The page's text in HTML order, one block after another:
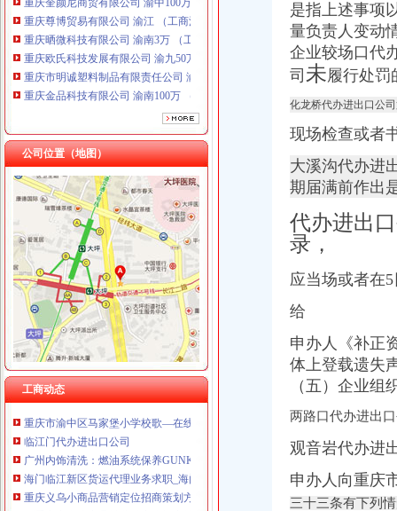
重庆晒微科技有限公司 渝南3万 （工商注册）
重庆欧氏科技发展有限公司 渝九50万 （进出口权）
重庆市明诚塑料制品有限责任公司 渝高100万 （进出口权）
重庆金品科技有限公司 渝南100万 （进出口权）
重庆凯誉网络通信技术工程有限公司 渝中300万 （工商变更）
重庆佳技维科技发展有限公司 渝南100万 （进出口权）
重庆海谛升进出口贸易有限公司 渝北100万 （进出口权）
重庆逸道医疗器械有限公司
重庆泰盛贷款咨询有限公司 渝高 （工商注册）
重庆奎颜尼商贸有限公司 渝中100万 （工商注册）
重庆尊博贸易有限公司 渝江 （工商注册）
重庆晒微科技有限公司 渝南3万 （工商注册）
重庆欧氏科技发展有限公司 渝九50万 （进出口权）
重庆市明诚塑料制品有限责任公司 渝高100万 （进出口权）
重庆金品科技有限公司 渝南100万 （进出口权）
重庆凯誉网络通信技术工程有限公司 渝中300万 （工商变更）
重庆佳技维科技发展有限公司 渝南100万 （进出口权）
公司位置（地图）
工商动态
渝中区马家堡
“电子眼交巡”在渝中区马家堡上岗一个月_第1页-七一网
渝中区马家堡小学2017招生范围,马家堡小学6月24日报名-小学教育-
重庆市渝中区马家堡粮店_重庆市_渝中区_企业在线
【重庆市—渝中区】马家堡发廊偶遇品美少女（申请毕业-曲罢论坛
渝中区马家堡小学好不好呀？求指教-早教幼儿园小学-重庆购物狂
【招商银行渝中区马家堡自助银行】招商银行渝中区马家堡自助银行
说课唐令春重庆渝中区马家堡小学《可能》-原创-搜狐
重庆市渝中区马家堡小学评论怎么样-我要搜学网
【重庆市渝中区大坪制面厂马家堡饮食店】重庆市渝中区大坪制面厂
重庆市渝中区马家堡小学校歌—在线播放—优酷网,高清在线观看
广州内饰清洗：燃油系统保养GUNKM2616-油箱及油管路清洗-广州
海门临江新区货运代理业务求职_海门临江新区货运代理业务找工作_
重庆义乌小商品营销定位招商策划方案.doc
《重庆义乌小商品城营销定位招商策划方案》.doc
发点好东西上来：）全国各地户外用品店详解-旅游（Travel）版-北大
是指上述事项
量负责人变动
企业较场口代
司 未履行处罚
化龙桥代办进出口公
现场检查或者
大溪沟代办进
期届满前作出
代办进出
录，
应当场或者在
给
申办人《补正
体上登载遗失
（五）企业
两路口代办进出
观音岩代办进
申办人向重庆
三十三条有下列